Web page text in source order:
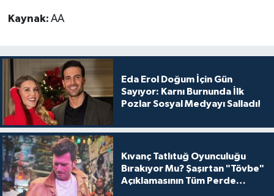
Kaynak: AA
Eda Erol Doğum İçin Gün
Sayıyor: Karnı Burnunda İlk
Pozlar Sosyal Medyayı Salladı!
Kıvanç Tatlıtuğ Oyunculuğu
Bırakıyor Mu? Şaşırtan "Tövbe"
Açıklamasının Tüm Perde